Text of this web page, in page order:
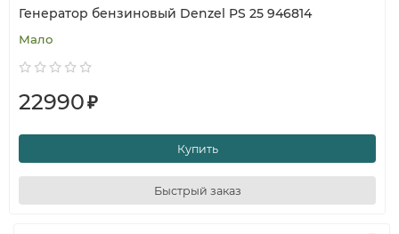
Генератор бензиновый Denzel PS 25 946814
Мало
22990₽
Купить
Быстрый заказ